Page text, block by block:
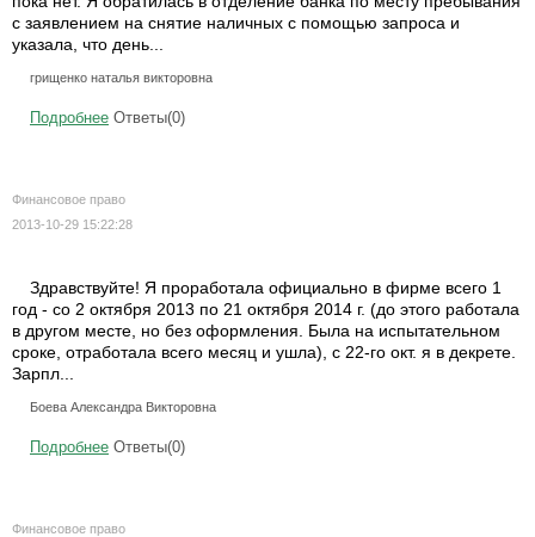
с заявлением на снятие наличных с помощью запроса и
указала, что день...
грищенко наталья викторовна
Подробнее Ответы(0)
Финансовое право
2013-10-29 15:22:28
Здравствуйте! Я проработала официально в фирме всего 1
год - со 2 октября 2013 по 21 октября 2014 г. (до этого работала
в другом месте, но без оформления. Была на испытательном
сроке, отработала всего месяц и ушла), с 22-го окт. я в декрете.
Зарпл...
Боева Александра Викторовна
Подробнее Ответы(0)
Финансовое право